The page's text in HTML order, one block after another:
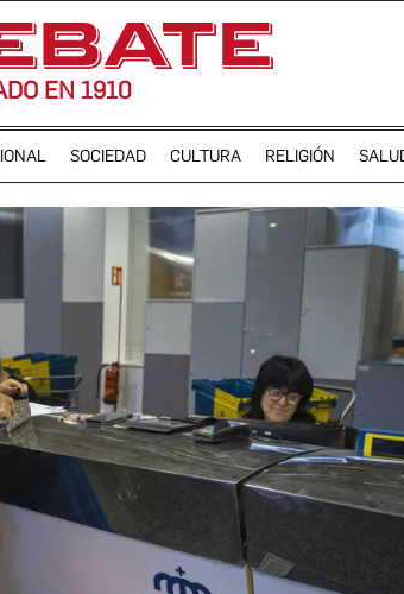
EN 1910
SOCIEDAD CULTURA RELIGIÓN